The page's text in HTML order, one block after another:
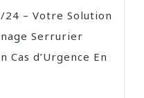
– Votre Solution
Serrurier
d’Urgence En